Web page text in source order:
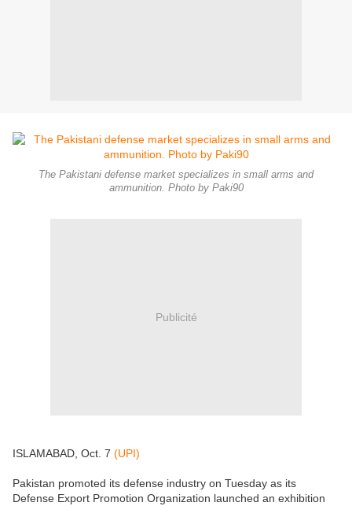
The Pakistani defense market specializes in small arms and
ammunition. Photo by Paki90
Publicité
ISLAMABAD, Oct. 7 (UPI)
Pakistan promoted its defense industry on Tuesday as its
Defense Export Promotion Organization launched an exhibition